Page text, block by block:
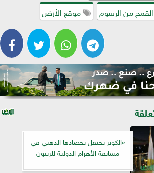
من الرسوم
موقع الأرض
«الكوثر تحتفل بحصادها الذهبي في
مسابقة الأهرام الدولية للزيتون